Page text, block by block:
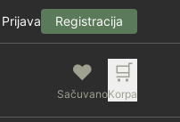
Prijava Registracija
❤️
Sačuvano
🛒
Korpa